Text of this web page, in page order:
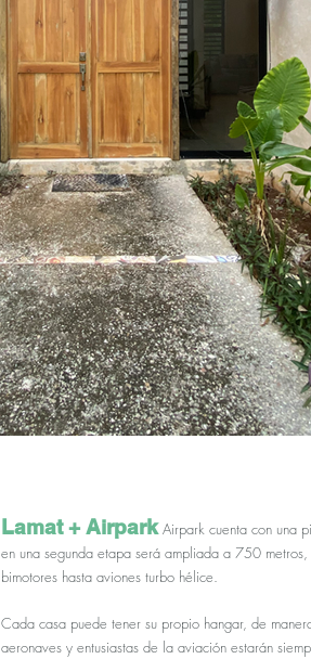
Lamat + Airpark Airpark cuenta con una
en una segunda etapa será ampliada a 750
bimotores hasta aviones turbo hélice.
Cada casa puede tener su propio hangar, de
aeronaves y entusiastas de la aviación estarán